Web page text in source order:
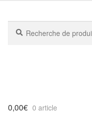
pour :
0,00€ 0 article